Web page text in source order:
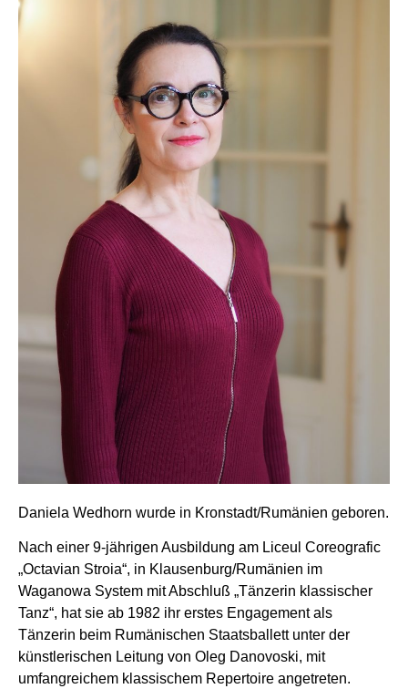
Daniela Wedhorn wurde in Kronstadt/Rumänien geboren.
Nach einer 9-jährigen Ausbildung am Liceul Coreografic
„Octavian Stroia“, in Klausenburg/Rumänien im
Waganowa System mit Abschluß „Tänzerin klassischer
Tanz“, hat sie ab 1982 ihr erstes Engagement als
Tänzerin beim Rumänischen Staatsballett unter der
künstlerischen Leitung von Oleg Danovoski, mit
umfangreichem klassischem Repertoire angetreten.